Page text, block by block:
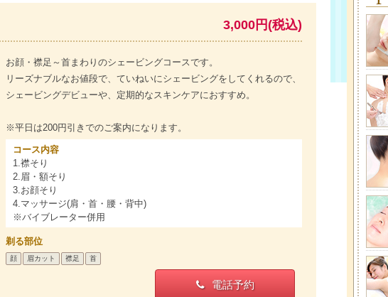
3,000円(税込)
お顔・襟足～首まわりのシェービングコースです。
リーズナブルなお値段で、ていねいにシェービングをしてくれるので、
シェービングデビューや、定期的なスキンケアにおすすめ。
※平日は200円引きでのご案内になります。
コース内容
1.襟そり
2.眉・額そり
3.お顔そり
4.マッサージ(肩・首・腰・背中)
※バイブレーター併用
剃る部位
顔 眉カット 襟足 首
電話予約